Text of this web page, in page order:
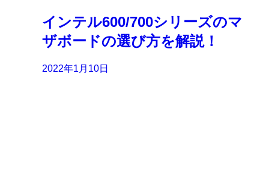
インテル600/700シリーズのマ
ザボードの選び方を解説！
2022年1月10日